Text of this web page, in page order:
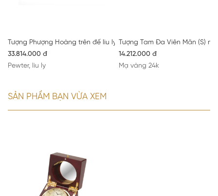
Tượng Phượng Hoàng trên đế liu ly
33.814.000 đ
Pewter, liu ly
Tượng Tam Đa Viên Mãn (S)
14.212.000 đ
Mạ vàng 24k
SẢN PHẨM BẠN VỪA XEM